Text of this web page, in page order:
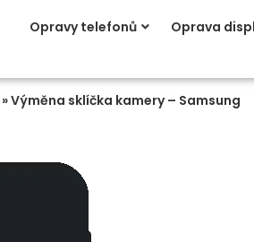
Opravy telefonů Oprava
»Výměna sklíčka kamery – Samsung